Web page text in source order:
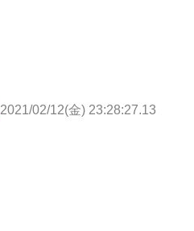
2021/02/12(金) 23:28:27.13